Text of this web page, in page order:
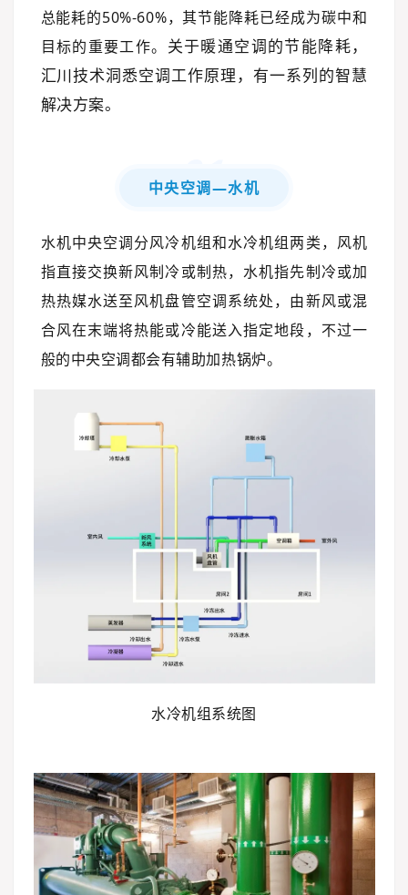
总能耗的50%-60%，其节能降耗已经成为碳中和
目标的重要工作。 关于暖通空调的节能降耗，
汇川技术洞悉空调工作原理，有一系列的智慧
解决方案。
01
中央空调—水机
水机中央空调分风冷机组和水冷机组两类，风机
指直接交换新风制冷或制热，水机指先制冷或加
热热媒水送至风机盘管空调系统处，由新风或混
合风在末端将热能或冷能送入指定地段，不过一
般的中央空调都会有辅助加热锅炉。
水冷机组系统图